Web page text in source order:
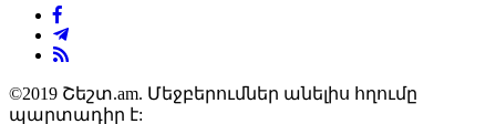
©2019 Շեշտ.am. Մեջբերումներ անելիս հղումը
պարտադիր է: